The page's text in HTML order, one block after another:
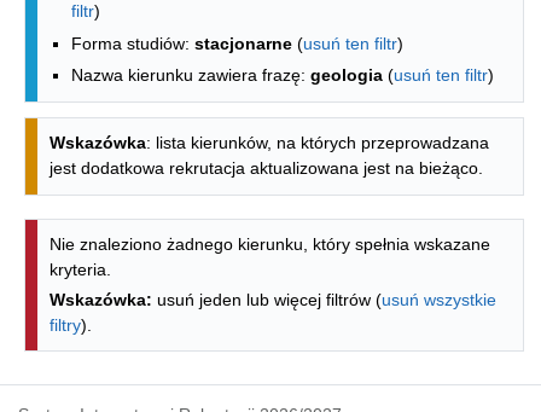
filtr)
Forma studiów: stacjonarne (usuń ten filtr)
Nazwa kierunku zawiera frazę: geologia (usuń ten filtr)
Wskazówka: lista kierunków, na których przeprowadzana
jest dodatkowa rekrutacja aktualizowana jest na bieżąco.
Nie znaleziono żadnego kierunku, który spełnia wskazane
kryteria.
Wskazówka: usuń jeden lub więcej filtrów (usuń wszystkie
filtry).